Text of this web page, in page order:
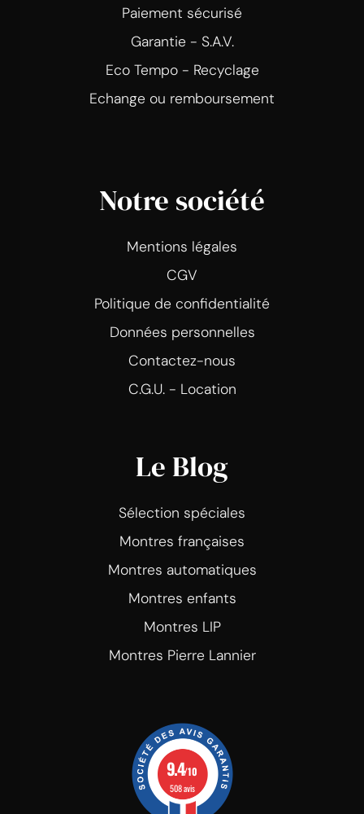
Paiement sécurisé
Garantie - S.A.V.
Eco Tempo - Recyclage
Echange ou remboursement
Notre société
Mentions légales
CGV
Politique de confidentialité
Données personnelles
Contactez-nous
C.G.U. - Location
Le Blog
Sélection spéciales
Montres françaises
Montres automatiques
Montres enfants
Montres LIP
Montres Pierre Lannier
9.4/10
508 avis